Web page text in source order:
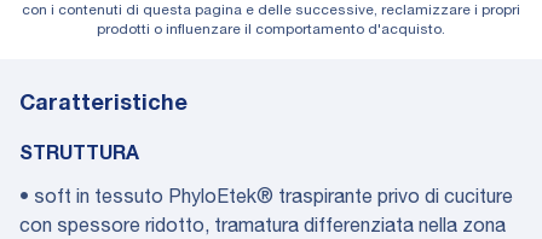
con i contenuti di questa pagina e delle successive, reclamizzare i propri
prodotti o influenzare il comportamento d'acquisto.
Caratteristiche
STRUTTURA
• soft in tessuto PhyloEtek® traspirante privo di cuciture
con spessore ridotto, tramatura differenziata nella zona